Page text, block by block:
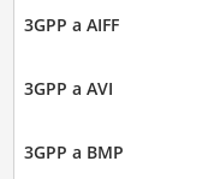
3GPP a AIFF
3GPP a AVI
3GPP a BMP